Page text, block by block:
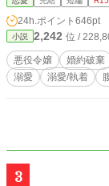
24h.ポイント 646pt
小説 2,242 位 /
悪役令嬢 婚約破棄
溺愛
溺愛/執着
3